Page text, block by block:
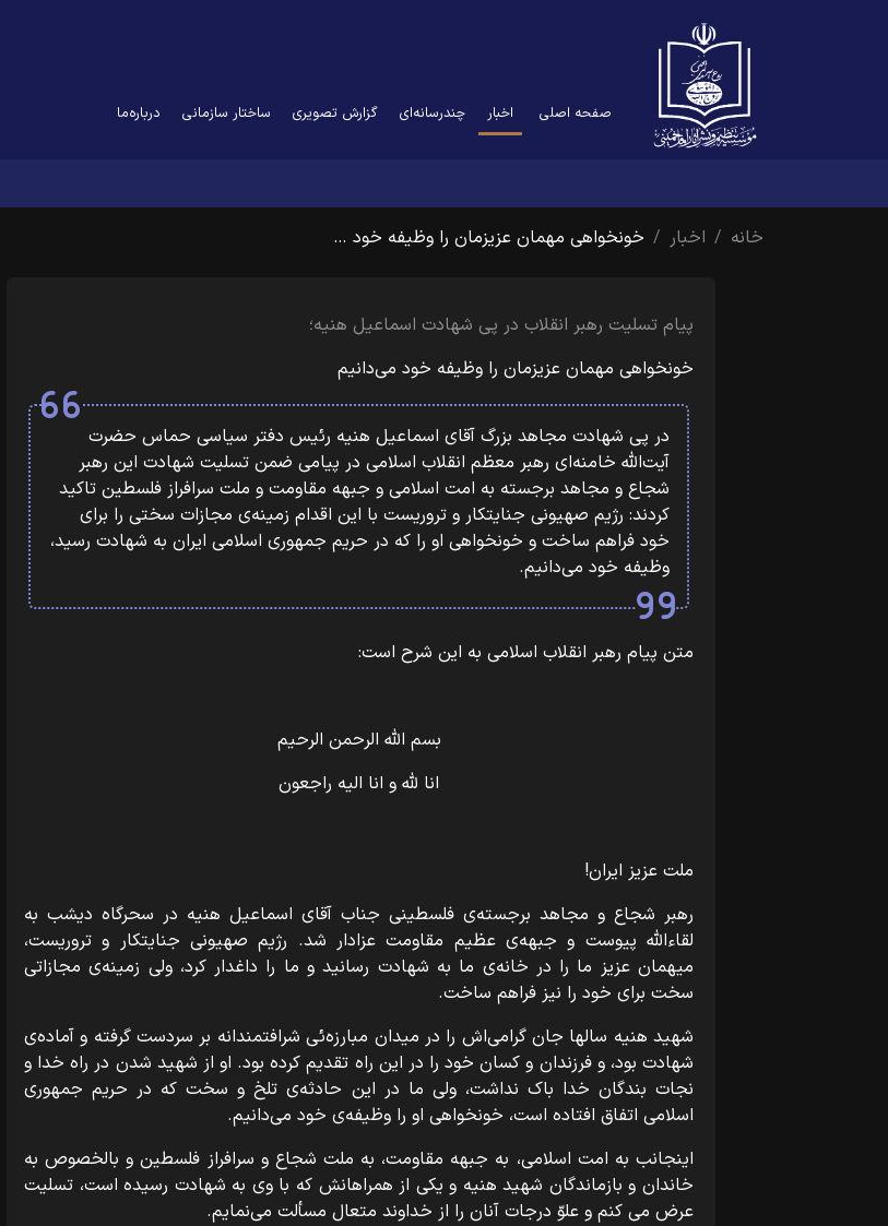
صفحه اصلی اخبار چندرسانه‌ای گزارش تصویری ساختار سازمانی درباره‌ما
خانه
اخبار خونخواهی مهمان عزیزمان را وظیفه خود …
پیام تسلیت رهبر انقلاب در پی شهادت اسماعیل هنیه؛
خونخواهی مهمان عزیزمان را وظیفه خود می‌دانیم
در پی شهادت مجاهد بزرگ آقای اسماعیل هنیه رئیس دفتر سیاسی حماس حضرت
آیت‌الله خامنه‌ای رهبر معظم انقلاب اسلامی در پیامی ضمن تسلیت شهادت این رهبر
شجاع و مجاهد برجسته به امت اسلامی و جبهه مقاومت و ملت سرافراز فلسطین تاکید
کردند: رژیم صهیونی جنایتکار و تروریست با این اقدام زمینه‌ی مجازات سختی را برای
خود فراهم ساخت و خونخواهی او را که در حریم جمهوری اسلامی ایران به شهادت رسید،
وظیفه خود می‌دانیم.
متن پیام رهبر انقلاب اسلامی به این شرح است:
بسم الله الرحمن الرحیم
انا لله و انا الیه راجعون
ملت عزیز ایران!
رهبر شجاع و مجاهد برجسته‌ی فلسطینی جناب آقای اسماعیل هنیه در سحرگاه دیشب به
لقاء‌الله پیوست و جبهه‌ی عظیم مقاومت عزادار شد. رژیم صهیونی جنایتکار و تروریست،
میهمان عزیز ما را در خانه‌ی ما به شهادت رسانید و ما را داغدار کرد، ولی زمینه‌ی مجازاتی
سخت برای خود را نیز فراهم ساخت.
شهید هنیه سالها جان گرامی‌اش را در میدان مبارزه‌ئی شرافتمندانه بر سردست گرفته و آماده‌ی
شهادت بود، و فرزندان و کسان خود را در این راه تقدیم کرده بود. او از شهید شدن در راه خدا و
نجات بندگان خدا باک نداشت، ولی ما در این حادثه‌ی تلخ و سخت که در حریم جمهوری
اسلامی اتفاق افتاده است، خونخواهی او را وظیفه‌ی خود می‌دانیم.
اینجانب به امت اسلامی، به جبهه مقاومت، به ملت شجاع و سرافراز فلسطین و بالخصوص به
خاندان و بازماندگان شهید هنیه و یکی از همراهانش که با وی به شهادت رسیده است، تسلیت
عرض می کنم و علوّ درجات آنان را از خداوند متعال مسألت می‌نمایم.